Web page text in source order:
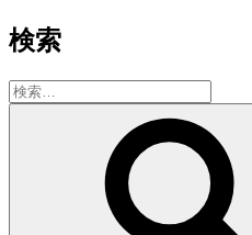
検索
検
索: